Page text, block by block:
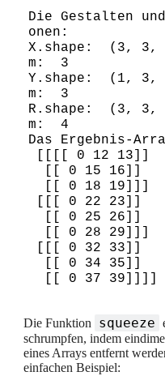
Die Gestalten
onen:
X.shape:  (3,
m:  3
Y.shape:  (1,
m:  3
R.shape:  (3, 3,
m:  4
Das Ergebnis-
Die Funktion squeeze
schrumpfen, indem
eines Arrays entfernt
einfachen Beispiel: